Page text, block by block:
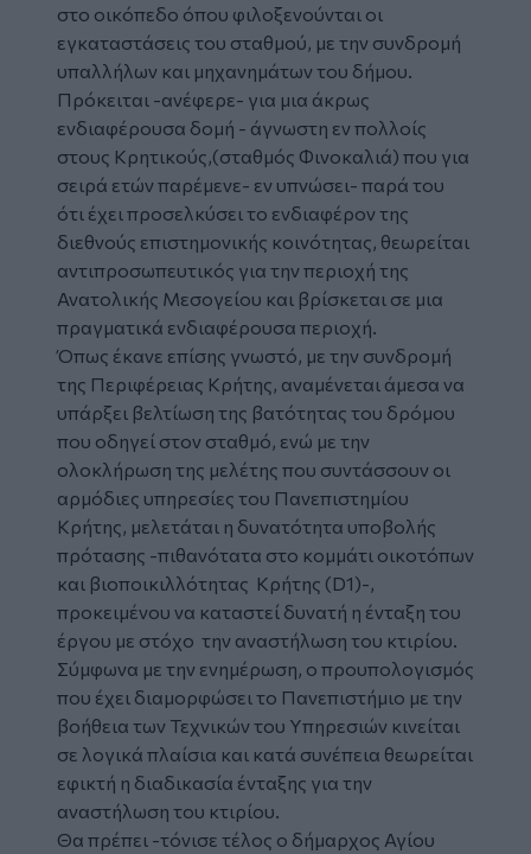
στο οικόπεδο όπου φιλοξενούνται οι
εγκαταστάσεις του σταθμού, με την συνδρομή
υπαλλήλων και μηχανημάτων του δήμου.
Πρόκειται -ανέφερε- για μια άκρως
ενδιαφέρουσα δομή - άγνωστη εν πολλοίς
στους Κρητικούς,(σταθμός Φινοκαλιά) που για
σειρά ετών παρέμενε- εν υπνώσει- παρά του
ότι έχει προσελκύσει το ενδιαφέρον της
διεθνούς επιστημονικής κοινότητας, θεωρείται
αντιπροσωπευτικός για την περιοχή της
Ανατολικής Μεσογείου και βρίσκεται σε μια
πραγματικά ενδιαφέρουσα περιοχή.
Όπως έκανε επίσης γνωστό, με την συνδρομή
της Περιφέρειας Κρήτης, αναμένεται άμεσα να
υπάρξει βελτίωση της βατότητας του δρόμου
που οδηγεί στον σταθμό, ενώ με την
ολοκλήρωση της μελέτης που συντάσσουν οι
αρμόδιες υπηρεσίες του Πανεπιστημίου
Κρήτης, μελετάται η δυνατότητα υποβολής
πρότασης -πιθανότατα στο κομμάτι οικοτόπων
και βιοποικιλλότητας Κρήτης (D1)-,
προκειμένου να καταστεί δυνατή η ένταξη του
έργου με στόχο την αναστήλωση του κτιρίου.
Σύμφωνα με την ενημέρωση, ο προυπολογισμός
που έχει διαμορφώσει το Πανεπιστήμιο με την
βοήθεια των Τεχνικών του Υπηρεσιών κινείται
σε λογικά πλαίσια και κατά συνέπεια θεωρείται
εφικτή η διαδικασία ένταξης για την
αναστήλωση του κτιρίου.
Θα πρέπει -τόνισε τέλος ο δήμαρχος Αγίου